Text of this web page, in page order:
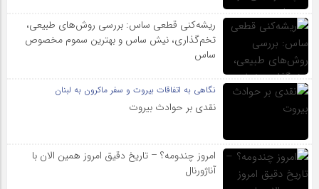
ریشه‌کنی قطعی ساس: بررسی روش‌های طبیعی،
تخم‌گذاری، نیش ساس و بهترین سموم مخصوص
ساس
نگاهی به اتفاقات بیروت و سفر ماکرون به لبنان
نقدی بر حوادث بیروت
امروز چندومه؟ – تاریخ دقیق امروز همین الان با
آناژورنال